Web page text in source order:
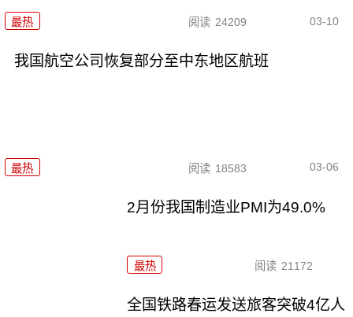
最热 阅读 24209 03-10
我国航空公司恢复部分至中东地区航班
最热 阅读 18583 03-06
2月份我国制造业PMI为49.0%
最热 阅读 21172
全国铁路春运发送旅客突破4亿人